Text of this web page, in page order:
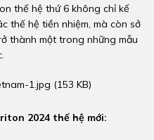
thế hệ thứ 6 không chỉ kế
thế hệ tiền nhiệm, mà còn sở
thành một trong những mẫu
2024 thế hệ mới: